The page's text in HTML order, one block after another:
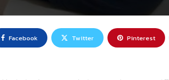
Facebook Twitter Pinterest